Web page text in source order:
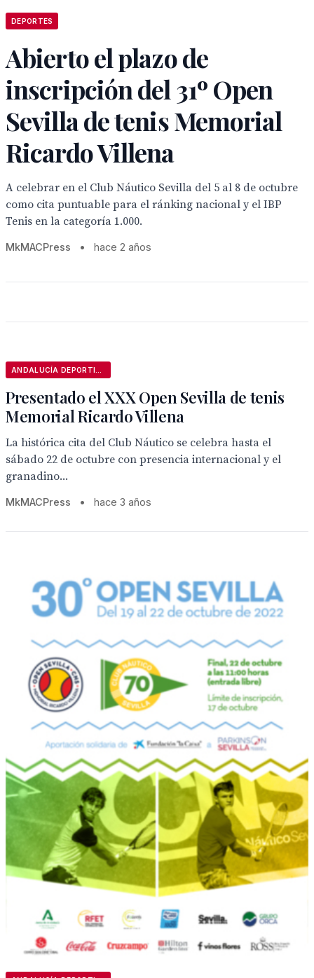
DEPORTES
Abierto el plazo de
inscripción del 31º Open
Sevilla de tenis Memorial
Ricardo Villena
A celebrar en el Club Náutico Sevilla del 5 al 8 de octubre
como cita puntuable para el ránking nacional y el IBP
Tenis en la categoría 1.000.
MkMACPress • hace 2 años
Presentado el XXX Open Sevilla de tenis
Memorial Ricardo Villena
La histórica cita del Club Náutico se celebra hasta el
sábado 22 de octubre con presencia internacional y el
granadino...
MkMACPress • hace 3 años